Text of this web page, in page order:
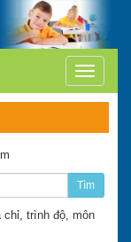
Tìm
chỉ, trình độ, môn